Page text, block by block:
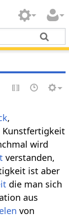
,
Kunstfertigkeit
wird
verstanden,
ist aber
die man sich
aus
von